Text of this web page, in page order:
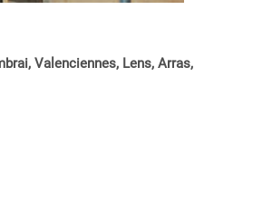
Valenciennes, Lens, Arras,